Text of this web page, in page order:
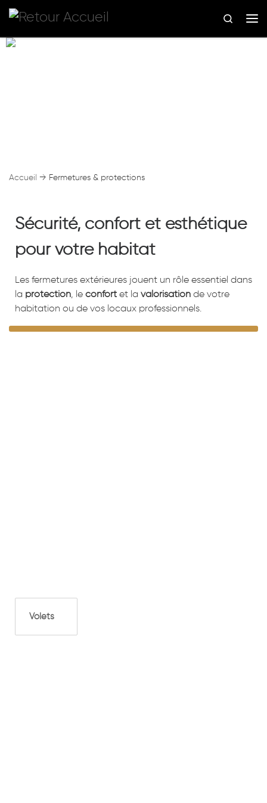
Skip to content
Search
Accueil → Fermetures & protections
Sécurité, confort et esthétique
pour votre habitat
Les fermetures extérieures jouent un rôle essentiel dans
la protection, le confort et la valorisation de votre
habitation ou de vos locaux professionnels.
Volets